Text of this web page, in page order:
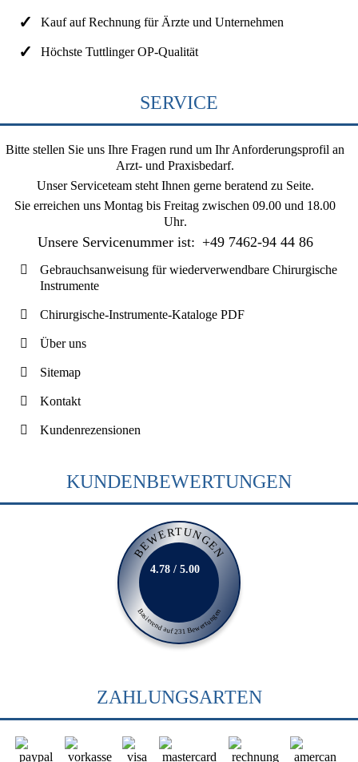
Kauf auf Rechnung für Ärzte und Unternehmen
Höchste Tuttlinger OP-Qualität
SERVICE
Bitte stellen Sie uns Ihre Fragen rund um Ihr Anforderungsprofil an
Arzt- und Praxisbedarf.
Unser Serviceteam steht Ihnen gerne beratend zu Seite.
Sie erreichen uns Montag bis Freitag zwischen 09.00 und 18.00
Uhr.
Unsere Servicenummer ist: +49 7462-94 44 86
Gebrauchsanweisung für wiederverwendbare Chirurgische
Instrumente
Chirurgische-Instrumente-Kataloge PDF
Über uns
Sitemap
Kontakt
Kundenrezensionen
KUNDENBEWERTUNGEN
BEWERTUNGEN
Basierend auf 231 Bewertungen
4.78 / 5.00
ZAHLUNGSARTEN